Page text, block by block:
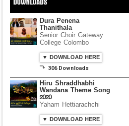
Dura Penena
Thanithala
Senior Choir Gateway
College Colombo
▼ DOWNLOAD HERE
⤵ 306 Downloads
Hiru Shraddhabhi
Wandana Theme Song
2020
Yaham Hettiarachchi
▼ DOWNLOAD HERE